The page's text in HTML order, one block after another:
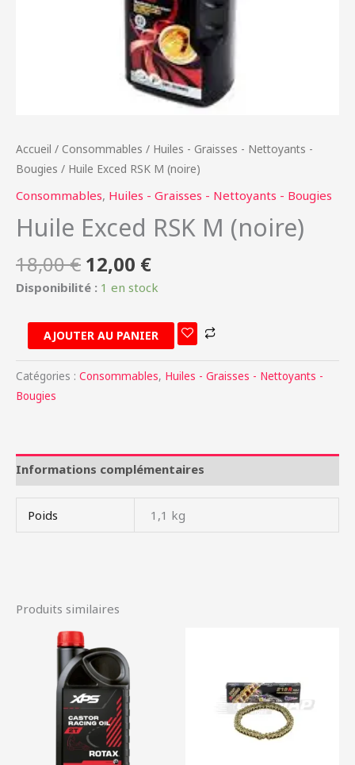
Accueil / Consommables / Huiles - Graisses - Nettoyants -
Bougies / Huile Exced RSK M (noire)
Consommables, Huiles - Graisses - Nettoyants - Bougies
Huile Exced RSK M (noire)
18,00€ 12,00 €
Disponibilité : 1 en stock
AJOUTER AU PANIER
Catégories : Consommables, Huiles - Graisses - Nettoyants -
Bougies
Informations complémentaires
Poids 1,1 kg
Produits similaires
à
38,78 €
plusieurs
variations.